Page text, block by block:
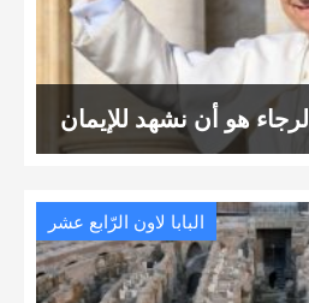
الرجاء هو أن نشهد للإيمان
البابا لاون الرّابع عشر